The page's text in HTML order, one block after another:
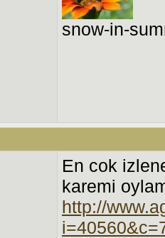
snow-in-
En cok
karemi
http://